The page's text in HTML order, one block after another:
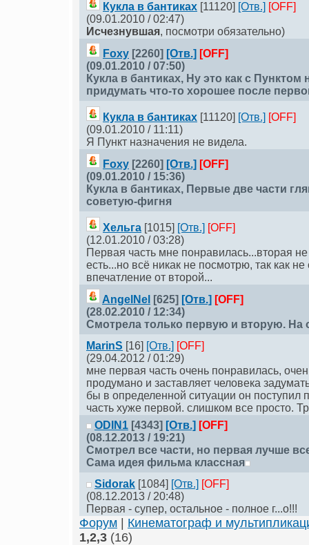
Кукла в бантиках [11120] [Отв.] [OFF]
(09.01.2010 / 02:47)
Исчезнувшая, посмотри обязательно)
Foxy [2260] [Отв.] [OFF]
(09.01.2010 / 07:50)
Кукла в бантиках, Ну это как с Пунктом
придумать что-то хорошее после
Кукла в бантиках [11120] [Отв.] [OFF]
(09.01.2010 / 11:11)
Я Пункт назначения не видела.
Foxy [2260] [Отв.] [OFF]
(09.01.2010 / 15:36)
Кукла в бантиках, Первые две части
советую-фигня
Хельга [1015] [Отв.] [OFF]
(12.01.2010 / 03:28)
Первая часть мне понравилась...вторая
есть...но всё никак не посмотрю, так как
впечатление от второй...
AngelNel
[625] [Отв.] [OFF]
(28.02.2010 / 12:34)
Смотрела только первую и вторую. На
MarinS [16] [Отв.] [OFF]
(29.04.2012 / 01:29)
мне первая часть очень понравилась,
продумано и заставляет человека
бы в определенной ситуации он поступил
часть хуже первой. слишком все просто.
ODIN1 [4343] [Отв.] [OFF]
(08.12.2013 / 19:21)
Смотрел все части, но первая лучше
Сама идея фильма классная
Sidorak [1084] [Отв.] [OFF]
(08.12.2013 / 20:48)
Первая - супер, остальное - полное г...о!!!
Форум
Кинематограф и
1,2,3 (16)